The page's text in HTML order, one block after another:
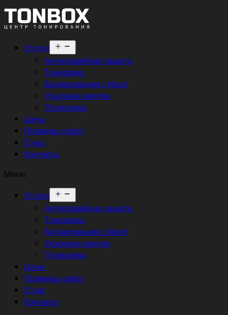
Услуги
меню
Антигравийная защита
Тонировка
Бронирование стёкол
Удаление вмятин
Полировка
Цены
Примеры работ
О нас
Контакты
Меню
Услуги
меню
Антигравийная защита
Тонировка
Бронирование стёкол
Удаление вмятин
Полировка
Цены
Примеры работ
О нас
Контакты